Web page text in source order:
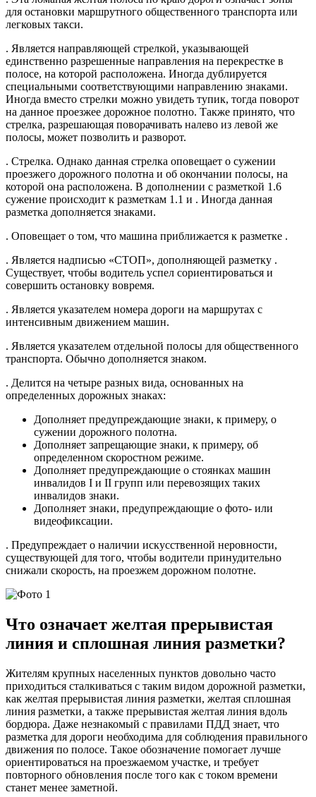
для остановки маршрутного общественного транспорта или
легковых такси.
. Является направляющей стрелкой, указывающей
единственно разрешенные направления на перекрестке в
полосе, на которой расположена. Иногда дублируется
специальными соответствующими направлению знаками.
Иногда вместо стрелки можно увидеть тупик, тогда поворот
на данное проезжее дорожное полотно. Также принято, что
стрелка, разрешающая поворачивать налево из левой же
полосы, может позволить и разворот.
. Стрелка. Однако данная стрелка оповещает о сужении
проезжего дорожного полотна и об окончании полосы, на
которой она расположена. В дополнении с разметкой 1.6
сужение происходит к разметкам 1.1 и . Иногда данная
разметка дополняется знаками.
. Оповещает о том, что машина приближается к разметке .
. Является надписью «СТОП», дополняющей разметку .
Существует, чтобы водитель успел сориентироваться и
совершить остановку вовремя.
. Является указателем номера дороги на маршрутах с
интенсивным движением машин.
. Является указателем отдельной полосы для общественного
транспорта. Обычно дополняется знаком.
. Делится на четыре разных вида, основанных на
определенных дорожных знаках:
Дополняет предупреждающие знаки, к примеру, о
сужении дорожного полотна.
Дополняет запрещающие знаки, к примеру, об
определенном скоростном режиме.
Дополняет предупреждающие о стоянках машин
инвалидов I и II групп или перевозящих таких
инвалидов знаки.
Дополняет знаки, предупреждающие о фото- или
видеофиксации.
. Предупреждает о наличии искусственной неровности,
существующей для того, чтобы водители принудительно
снижали скорость, на проезжем дорожном полотне.
Что означает желтая прерывистая
линия и сплошная линия разметки?
Жителям крупных населенных пунктов довольно часто
приходиться сталкиваться с таким видом дорожной разметки,
как желтая прерывистая линия разметки, желтая сплошная
линия разметки, а также прерывистая желтая линия вдоль
бордюра. Даже незнакомый с правилами ПДД знает, что
разметка для дороги необходима для соблюдения правильного
движения по полосе. Такое обозначение помогает лучше
ориентироваться на проезжаемом участке, и требует
повторного обновления после того как с током времени
станет менее заметной.